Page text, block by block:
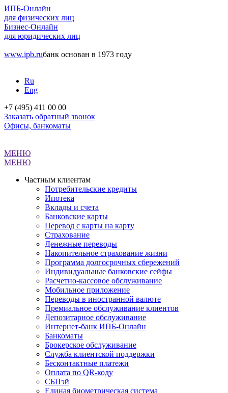
ИПБ-Онлайн
для физических лиц
Бизнес-Онлайн
для юридических лиц
www.ipb.ruбанк основан в 1973 году
Ru
Eng
+7 (495) 411 00 00
Заказать обратный звонок
Офисы, банкоматы
МЕНЮ
МЕНЮ
Частным клиентам
Потребительские кредиты
Ипотека
Вклады и счета
Банковские карты
Перевод с карты на карту
Страхование
Денежные переводы
Накопительное страхование жизни
Программа долгосрочных сбережений
Индивидуальные банковские сейфы
Расчетно-кассовое обслуживание
Мобильное приложение
Переводы в иностранной валюте
Премиальное обслуживание клиентов
Депозитарное обслуживание
Интернет-банк ИПБ-Онлайн
Банкоматы
Брокерское обслуживание
Служба клиентской поддержки
Бесконтактные платежи
Оплата по QR-коду
СБПэй
Единая биометрическая система